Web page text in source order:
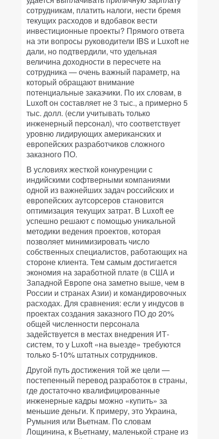
сотрудникам, платить налоги, нести бремя
текущих расходов и вдобавок вести
инвестиционные проекты? Прямого ответа
на эти вопросы руководители IBS и Luxoft не
дали, но подтвердили, что удельная
величина доходности в пересчете на
сотрудника — очень важный параметр, на
который обращают внимание
потенциальные заказчики. По их словам, в
Luxoft он составляет не 3 тыс., а примерно 5
тыс. долл. (если учитывать только
инженерный персонал), что соответствует
уровню лидирующих американских и
европейских разработчиков сложного
заказного ПО.
В условиях жесткой конкуренции с
индийскими софтверными компаниями
одной из важнейших задач российских и
европейских аутсорсеров становится
оптимизация текущих затрат. В Luxoft ее
успешно решают с помощью уникальной
методики ведения проектов, которая
позволяет минимизировать число
собственных специалистов, работающих на
стороне клиента. Тем самым достигается
экономия на заработной плате (в США и
Западной Европе она заметно выше, чем в
России и странах Азии) и командировочных
расходах. Для сравнения: если у индусов в
проектах создания заказного ПО до 20%
общей численности персонала
задействуется в местах внедрения ИТ-
систем, то у Luxoft «на выезде» требуются
только 5-10% штатных сотрудников.
Другой путь достижения той же цели —
постепенный перевод разработок в страны,
где достаточно квалифицированные
инженерные кадры можно «купить» за
меньшие деньги. К примеру, это Украина,
Румыния или Вьетнам. По словам
Лощинина, к Вьетнаму, маленькой стране из